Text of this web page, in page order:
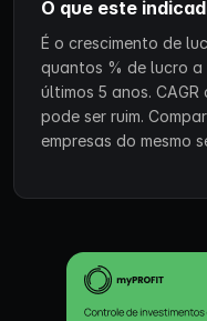
O que este
É o crescimento de
quantos % de lucro a
últimos 5 anos.
pode ser ruim.
empresas do mesmo